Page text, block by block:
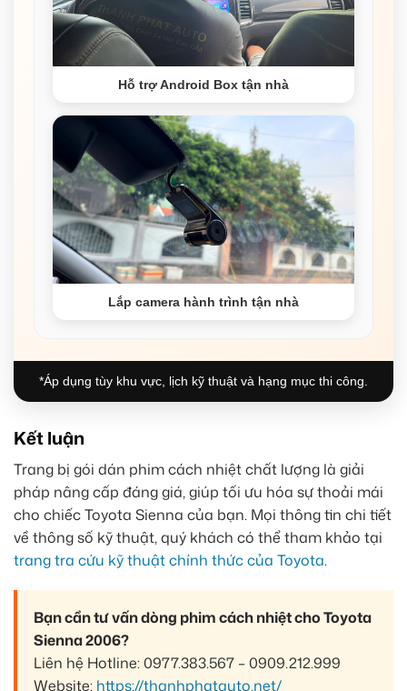
Hỗ trợ Android Box tận nhà
Lắp camera hành trình tận nhà
*Áp dụng tùy khu vực, lịch kỹ thuật và hạng mục thi công.
Kết luận
Trang bị gói dán phim cách nhiệt chất lượng là giải
pháp nâng cấp đáng giá, giúp tối ưu hóa sự thoải mái
cho chiếc Toyota Sienna của bạn. Mọi thông tin chi tiết
về thông số kỹ thuật, quý khách có thể tham khảo tại
trang tra cứu kỹ thuật chính thức của Toyota.
Bạn cần tư vấn dòng phim cách nhiệt cho Toyota
Sienna 2006?
Liên hệ Hotline: 0977.383.567 – 0909.212.999
Website: https://thanhphatauto.net/